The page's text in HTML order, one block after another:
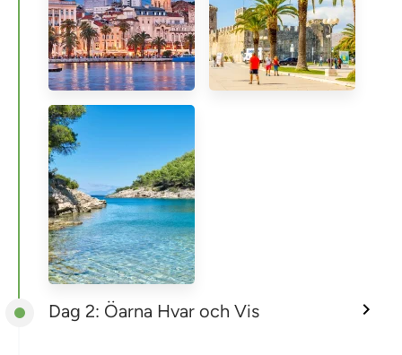
Dag 2: Öarna Hvar och Vis